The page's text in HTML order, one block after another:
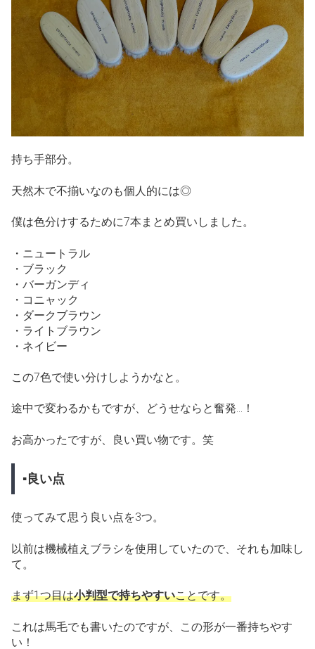
持ち手部分。
天然木で不揃いなのも個人的には◎
僕は色分けするために7本まとめ買いしました。
・ニュートラル
・ブラック
・バーガンディ
・コニャック
・ダークブラウン
・ライトブラウン
・ネイビー
この7色で使い分けしようかなと。
途中で変わるかもですが、どうせならと奮発…！
お高かったですが、良い買い物です。笑
▪良い点
使ってみて思う良い点を3つ。
以前は機械植えブラシを使用していたので、それも加味し
て。
まず1つ目は小判型で持ちやすいことです。
これは馬毛でも書いたのですが、この形が一番持ちやす
い！